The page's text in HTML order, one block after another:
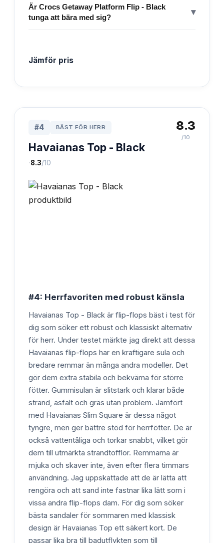
Är Crocs Getaway Platform Flip - Black
tunga att bära med sig?
▾
Jämför pris
#4 BÄST FÖR HERR
Havaianas Top - Black
·8.3/10
8.3
/10
#4: Herrfavoriten med robust känsla
Havaianas Top - Black är flip-flops bäst i test för
dig som söker ett robust och klassiskt alternativ
för herr. Under testet märkte jag direkt att dessa
Havaianas flip-flops har en kraftigare sula och
bredare remmar än många andra modeller. Det
gör dem extra stabila och bekväma för större
fötter. Gummisulan är slitstark och klarar både
strand, asfalt och gräs utan problem. Jämfört
med Havaianas Slim Square är dessa något
tyngre, men ger bättre stöd för herrfötter. De är
också vattentåliga och torkar snabbt, vilket gör
dem till utmärkta strandtofflor. Remmarna är
mjuka och skaver inte, även efter flera timmars
användning. Jag uppskattade att de är lätta att
rengöra och att sand inte fastnar lika lätt som i
vissa andra flip-flops dam. För dig som söker
bästa sandaler för sommaren med klassisk
design är Havaianas Top ett säkert kort. De
passar lika bra till badutflykten som till